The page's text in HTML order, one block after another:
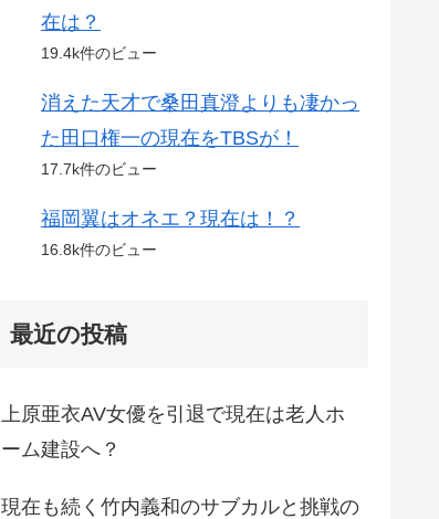
在は？
19.4k件のビュー
消えた天才で桑田真澄よりも凄かっ
た田口権一の現在をTBSが！
17.7k件のビュー
福岡翼はオネエ？現在は！？
16.8k件のビュー
最近の投稿
上原亜衣AV女優を引退で現在は老人ホ
ーム建設へ？
現在も続く竹内義和のサブカルと挑戦の